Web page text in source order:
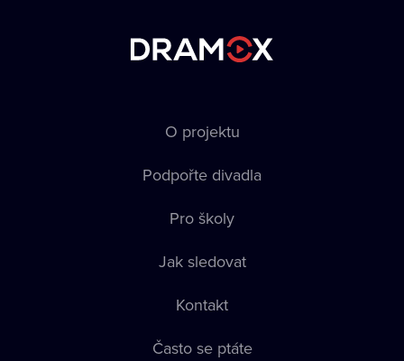
O projektu
Podpořte divadla
Pro školy
Jak sledovat
Kontakt
Často se ptáte